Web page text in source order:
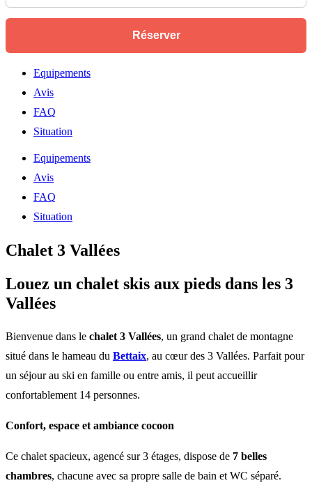
Equipements
Avis
FAQ
Situation
Equipements
Avis
FAQ
Situation
Chalet 3 Vallées
Louez un chalet skis aux pieds dans les 3
Vallées
Bienvenue dans le chalet 3 Vallées, un grand chalet de montagne
situé dans le hameau du Bettaix, au cœur des 3 Vallées. Parfait pour
un séjour au ski en famille ou entre amis, il peut accueillir
confortablement 14 personnes.
Confort, espace et ambiance cocoon
Ce chalet spacieux, agencé sur 3 étages, dispose de 7 belles
chambres, chacune avec sa propre salle de bain et WC séparé.